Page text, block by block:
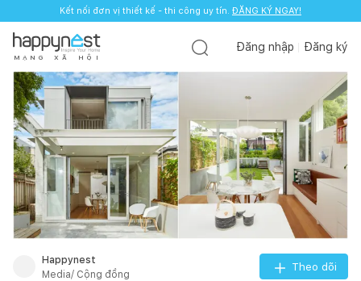
Kết nối đơn vị thiết kế - thi công uy tín. ĐĂNG KÝ NGAY!
M Ạ N G X Ã H Ộ I
Đăng nhập Đăng ký
Happynest
Media/ Cộng đồng
Theo dõi